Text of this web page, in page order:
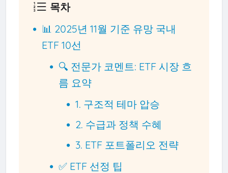
목차
📊 2025년 11월 기준 유망 국내
ETF 10선
🔍 전문가 코멘트: ETF 시장 흐
름 요약
1. 구조적 테마 압승
2. 수급과 정책 수혜
3. ETF 포트폴리오 전략
✅ ETF 선정 팁